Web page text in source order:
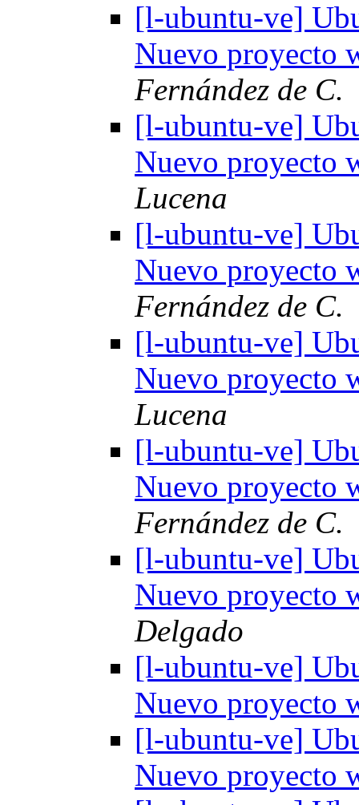
[l-ubuntu-ve]
Nuevo proyecto
Fernández de C.
[l-ubuntu-ve]
Nuevo proyecto
Lucena
[l-ubuntu-ve]
Nuevo proyecto
Fernández de C.
[l-ubuntu-ve]
Nuevo proyecto
Lucena
[l-ubuntu-ve]
Nuevo proyecto
Fernández de C.
[l-ubuntu-ve]
Nuevo proyecto
Delgado
[l-ubuntu-ve]
Nuevo proyecto
[l-ubuntu-ve]
Nuevo proyecto